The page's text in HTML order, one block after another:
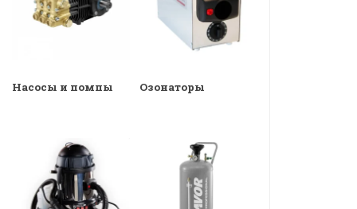
Насосы и помпы Озонаторы